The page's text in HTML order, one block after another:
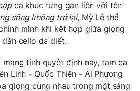
Infographic
Shorts video
VTV Thể thao
ca khúc từng gắn liền với tên
sông không trở lại, Mỹ Lệ thể
mình khi kết hợp giữa giọng
cello da diết.
tính quyết định này, tam ca
Linh - Quốc Thiên - Ái Phương
giọng cùng nhau trong một sáng